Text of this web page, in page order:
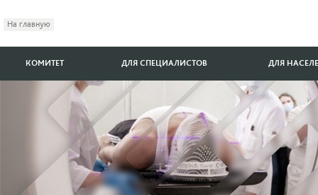
На главную
КОМИТЕТ ДЛЯ СПЕЦИАЛИСТОВ ДЛЯ